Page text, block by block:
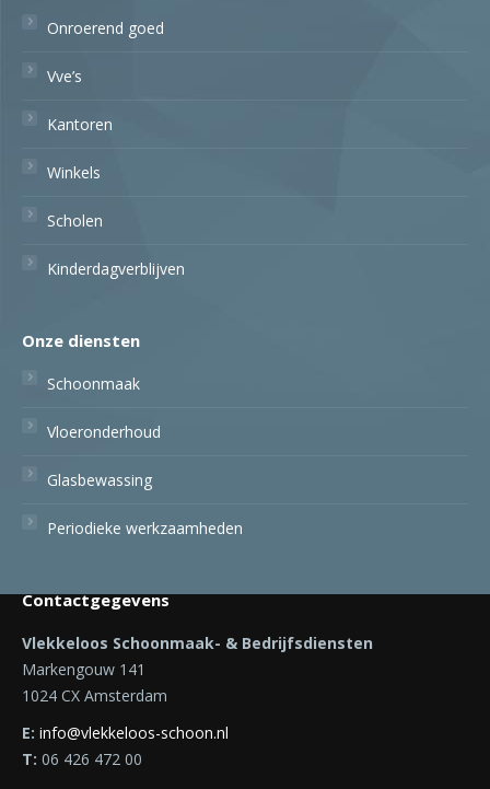
Onroerend goed
Vve’s
Kantoren
Winkels
Scholen
Kinderdagverblijven
Onze diensten
Schoonmaak
Vloeronderhoud
Glasbewassing
Periodieke werkzaamheden
Contactgegevens
Vlekkeloos Schoonmaak- & Bedrijfsdiensten
Markengouw 141
1024 CX Amsterdam
E: info@vlekkeloos-schoon.nl
T: 06 426 472 00